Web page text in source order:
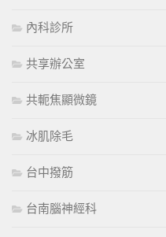
內科診所
共享辦公室
共軛焦顯微鏡
冰肌除毛
台中撥筋
台南腦神經科